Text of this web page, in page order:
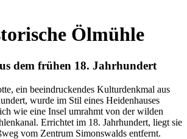
Ölmühle
dem frühen 18. Jahrhundert
ein beeindruckendes Kulturdenkmal aus
wurde im Stil eines Heidenhauses
wie eine Insel umrahmt von der wilden
Errichtet im 18. Jahrhundert, liegt sie
vom Zentrum Simonswalds entfernt.